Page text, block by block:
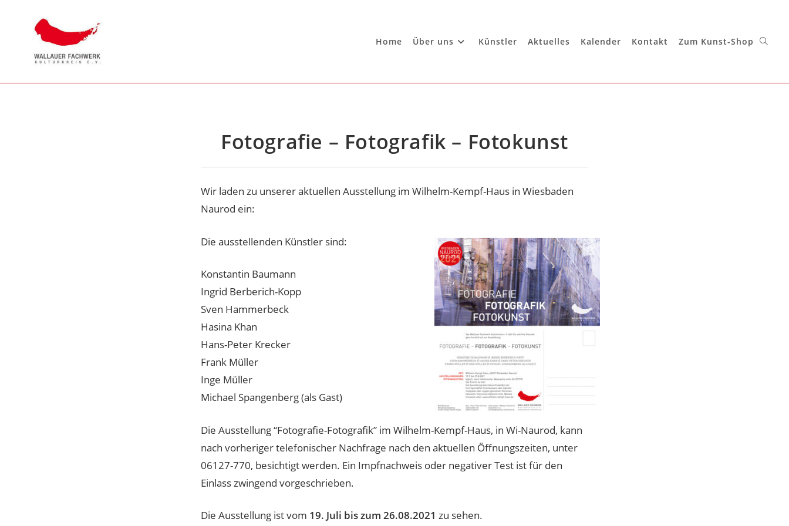
Home Über uns Künstler Aktuelles Kalender Kontakt Zum Kunst-Shop
Fotografie – Fotografik – Fotokunst
Wir laden zu unserer aktuellen Ausstellung im Wilhelm-Kempf-Haus in Wiesbaden
Naurod ein:
Die ausstellenden Künstler sind:
Konstantin Baumann
Ingrid Berberich-Kopp
Sven Hammerbeck
Hasina Khan
Hans-Peter Krecker
Frank Müller
Inge Müller
Michael Spangenberg (als Gast)
Die Ausstellung “Fotografie-Fotografik” im Wilhelm-Kempf-Haus, in Wi-Naurod, kann
nach vorheriger telefonischer Nachfrage nach den aktuellen Öffnungszeiten, unter
06127-770, besichtigt werden. Ein Impfnachweis oder negativer Test ist für den
Einlass zwingend vorgeschrieben.
Die Ausstellung ist vom 19. Juli bis zum 26.08.2021 zu sehen.